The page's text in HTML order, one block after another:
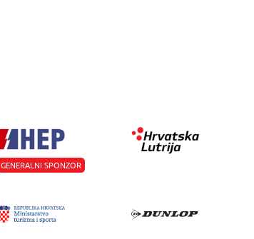
GENERALNI SPONZOR